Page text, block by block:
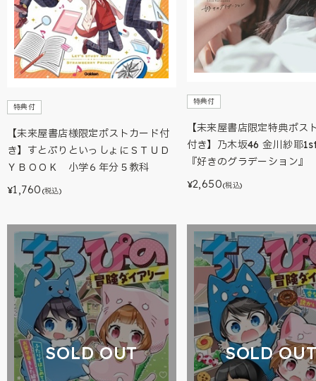
特典付
【未来屋書店様限定ポストカード付
き】すとぷりといっしょにＳＴＵＤ
ＹＢＯＯＫ 小学６年分５教科
¥1,760 (税込)
特典付
【未来屋書店限定特典ポス
付き】乃木坂46 金川紗耶
『好きのグラデーション』
¥2,650(税込)
SOLD OUT SOLD